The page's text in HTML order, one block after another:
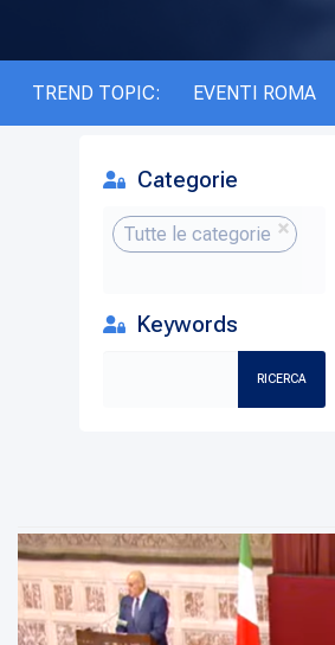
TREND TOPIC: EVENTI ROMA
Categorie
Tutte le categorie
Keywords
RICERCA